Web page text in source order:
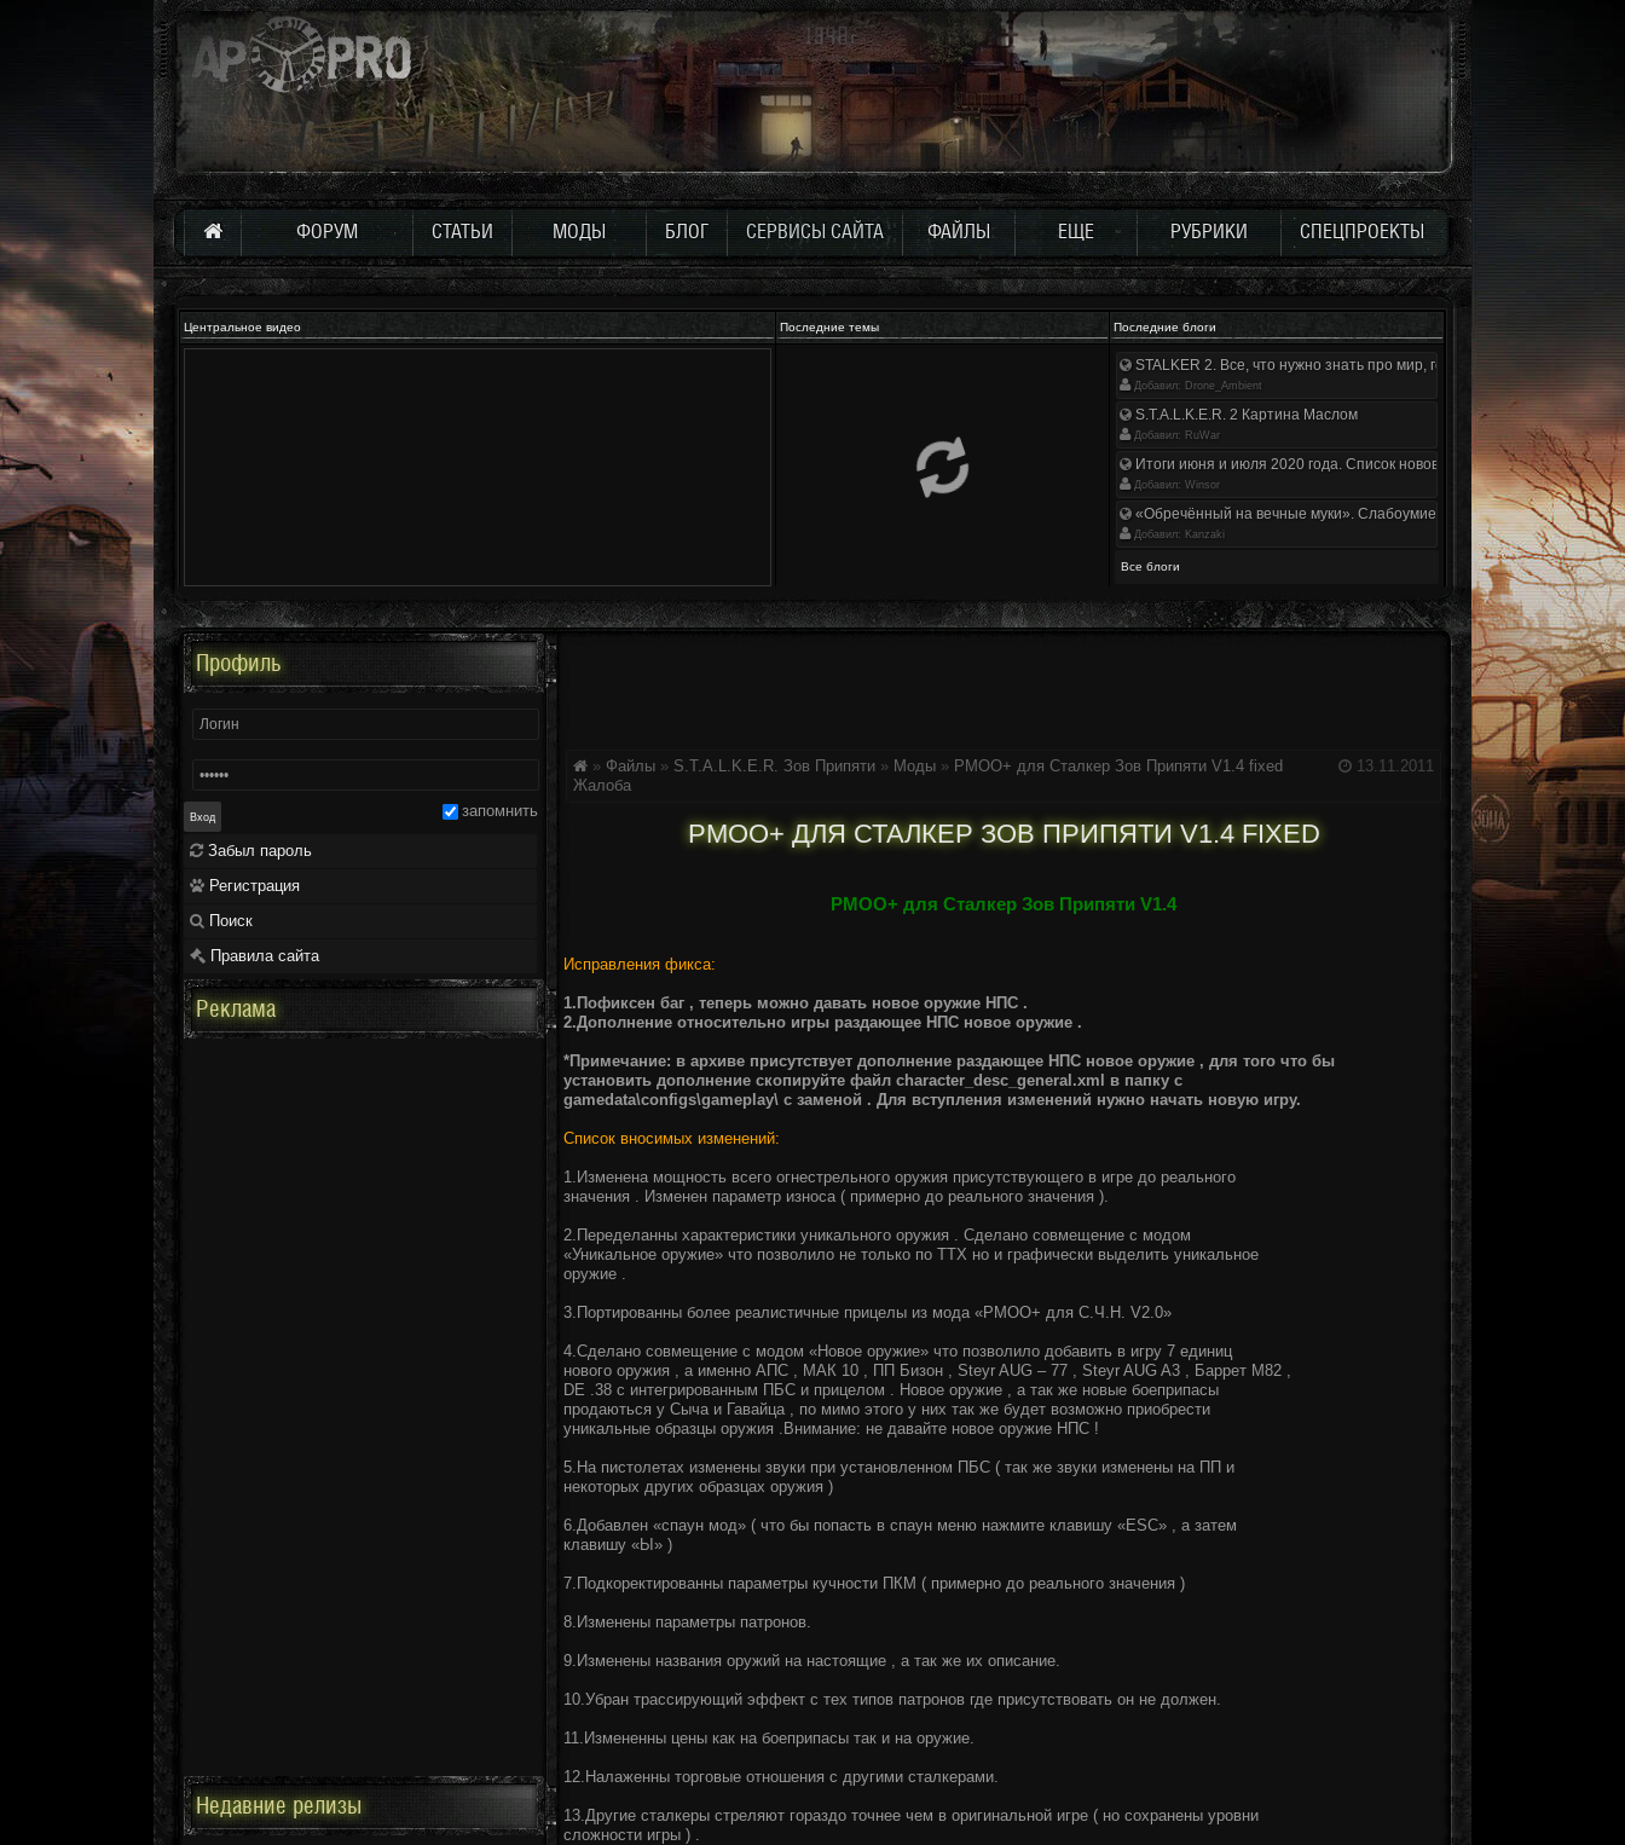
ФОРУМ СТАТЬИ МОДЫ БЛОГ СЕРВИСЫ САЙТА ФАЙЛЫ ЕЩЕ РУБРИКИ СПЕЦПРОЕКТЫ
Центральное видео Последние темы Последние блоги
STALKER 2. Все, что нужно знать про мир, геймплей и сюжет | Разбор
Добавил: Drone_Ambient
S.T.A.L.K.E.R. 2 Картина Маслом
Добавил: RuWar
Итоги июня и июля 2020 года. Список нововведений
Добавил: Winsor
«Обречённый на вечные муки». Слабоумие и отвага
Добавил: Kanzaki
Все блоги
13.11.2011
» Файлы » S.T.A.L.K.E.R. Зов Припяти » Моды » РМОО+ для Сталкер Зов Припяти V1.4 fixed
Жалоба
РМОО+ ДЛЯ СТАЛКЕР ЗОВ ПРИПЯТИ V1.4 FIXED
РМОО+ для Сталкер Зов Припяти V1.4
Исправления фикса:
1.Пофиксен баг , теперь можно давать новое оружие НПС .
2.Дополнение относительно игры раздающее НПС новое оружие .
*Примечание: в архиве присутствует дополнение раздающее НПС новое оружие , для того что бы
установить дополнение скопируйте файл character_desc_general.xml в папку с
gamedata\configs\gameplay\ с заменой . Для вступления изменений нужно начать новую игру.
Список вносимых изменений:
1.Изменена мощность всего огнестрельного оружия присутствующего в игре до реального
значения . Изменен параметр износа ( примерно до реального значения ).
2.Переделанны характеристики уникального оружия . Сделано совмещение с модом
«Уникальное оружие» что позволило не только по ТТХ но и графически выделить уникальное
оружие .
3.Портированны более реалистичные прицелы из мода «РМОО+ для С.Ч.Н. V2.0»
4.Сделано совмещение с модом «Новое оружие» что позволило добавить в игру 7 единиц
нового оружия , а именно АПС , МАК 10 , ПП Бизон , Steyr AUG – 77 , Steyr AUG A3 , Баррет М82 ,
DE .38 c интегрированным ПБС и прицелом . Новое оружие , а так же новые боеприпасы
продаються у Сыча и Гавайца , по мимо этого у них так же будет возможно приобрести
уникальные образцы оружия .Внимание: не давайте новое оружие НПС !
5.На пистолетах изменены звуки при установленном ПБС ( так же звуки изменены на ПП и
некоторых других образцах оружия )
6.Добавлен «спаун мод» ( что бы попасть в спаун меню нажмите клавишу «ESC» , а затем
клавишу «Ы» )
7.Подкоректированны параметры кучности ПКМ ( примерно до реального значения )
8.Изменены параметры патронов.
9.Изменены названия оружий на настоящие , а так же их описание.
10.Убран трассирующий эффект с тех типов патронов где присутствовать он не должен.
11.Измененны цены как на боеприпасы так и на оружие.
12.Налаженны торговые отношения с другими сталкерами.
13.Другие сталкеры стреляют гораздо точнее чем в оригинальной игре ( но сохранены уровни
сложности игры ) .
Профиль
запомнить
Забыл пароль
Регистрация
Поиск
Правила сайта
Реклама
Недавние релизы